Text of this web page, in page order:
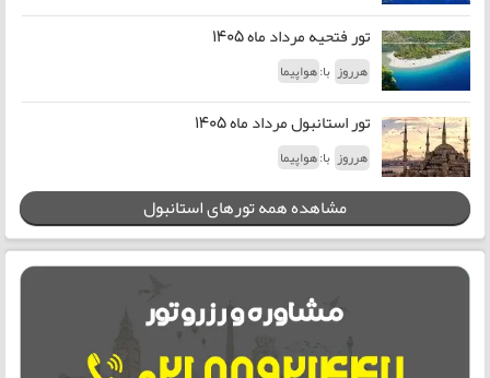
تور فتحیه مرداد ماه 1405
هرروز با:هواپیما
تور استانبول مرداد ماه 1405
هرروز با:هواپیما
مشاهده همه تورهای استانبول